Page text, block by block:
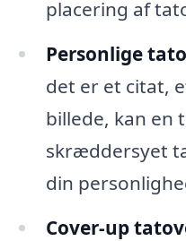
placering af
Personlige
det er et citat,
billede, kan en
skræddersyet
din
Cover-up